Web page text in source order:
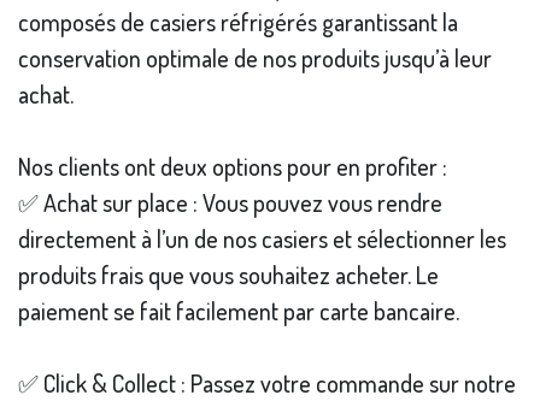
composés de casiers réfrigérés garantissant la
conservation optimale de nos produits jusqu’à leur
achat.
Nos clients ont deux options pour en profiter :
✅ Achat sur place : Vous pouvez vous rendre
directement à l’un de nos casiers et sélectionner les
produits frais que vous souhaitez acheter. Le
paiement se fait facilement par carte bancaire.
✅ Click & Collect : Passez votre commande sur notre